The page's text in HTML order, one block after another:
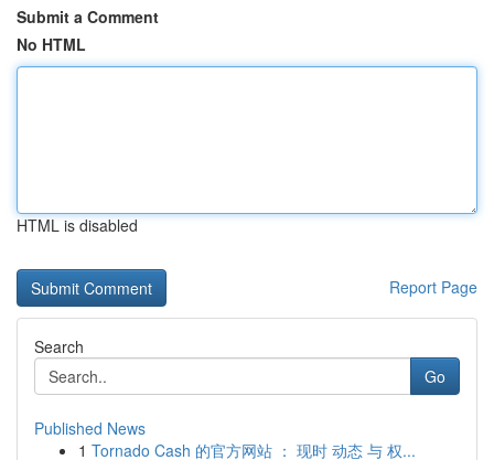
Submit a Comment
No HTML
HTML is disabled
Report Page
Search
Go
Published News
1 Tornado Cash 的官方网站 ： 现时 动态 与 权...